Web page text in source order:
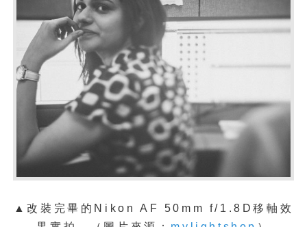
▲改裝完畢的Nikon AF 50mm f/1.8D移軸效